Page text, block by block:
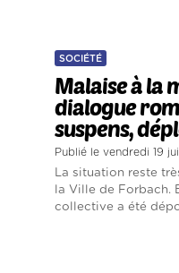
SOCIÉTÉ
Malaise à la
dialogue
suspens,
Publié le vendredi 19
La situation reste
la Ville de Forbach.
collective a été